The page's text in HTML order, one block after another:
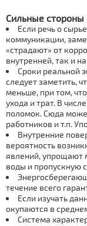
Сильные стороны
Если речь о
коммуникации,
«страдают» от
внутренней, так и
Сроки реальной
следует заметить,
меньше, при том,
ухода и трат. В
поломок. Сюда
работников и т.п.
Внутренние
вероятность
явлений, упрощают
воды и пропускную
течение всего
Если изучать
окупаются в
Система